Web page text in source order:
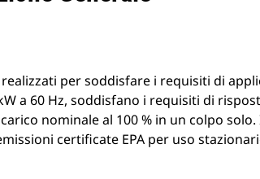
per soddisfare i requisiti di
a 60 Hz, soddisfano i requisiti di
nominale al 100 % in un colpo
certificate EPA per uso